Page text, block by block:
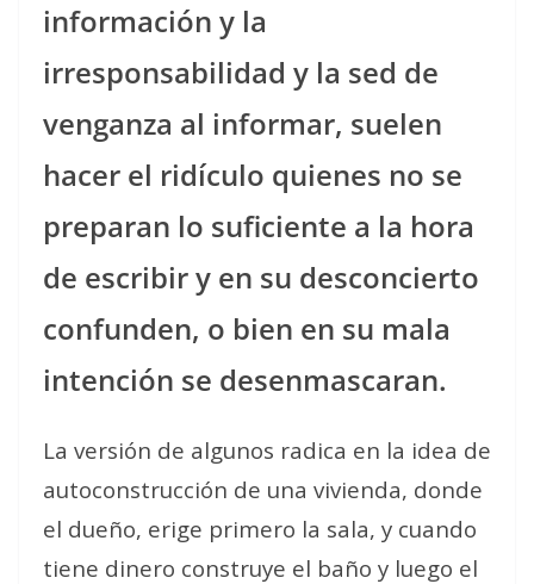
información y la
irresponsabilidad y la sed de
venganza al informar, suelen
hacer el ridículo quienes no se
preparan lo suficiente a la hora
de escribir y en su desconcierto
confunden, o bien en su mala
intención se desenmascaran.
La versión de algunos radica en la idea de
autoconstrucción de una vivienda, donde
el dueño, erige primero la sala, y cuando
tiene dinero construye el baño y luego el